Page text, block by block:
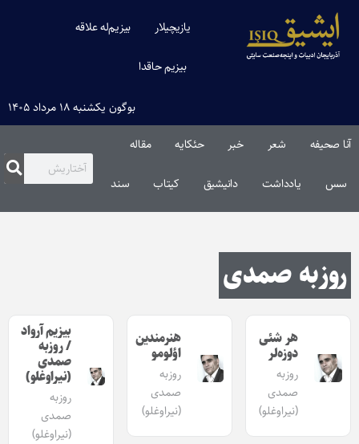
یازیچیلار بیزیم‌له علاقه
بیزیم حاقدا
بوگون یکشنبه ۱۸ مرداد ۱۴۰۵
آنا صحیفه شعر خبر حئکایه مقاله‌
سس یادداشت دانیشیق کیتاب سند
روزبه صمدی
هر شئی
دوزه‌لر
روزبه
صمدی
(نیراوغلو)
هنرمندین
اؤلومو
روزبه
صمدی
(نیراوغلو)
بیزیم آرواد
/ روزبه
صمدی
(نیراوغلو)
روزبه
صمدی
(نیراوغلو)